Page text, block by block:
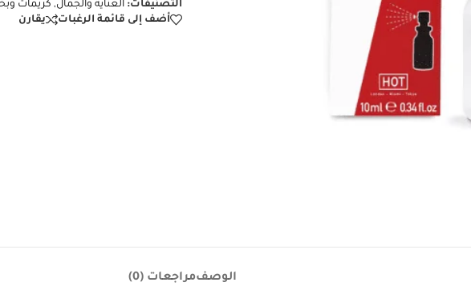
التصنيفات: العناية والجمال, كريمات
أضف إلى قائمة الرغبات
يقارن
الوصفمراجعات (0)